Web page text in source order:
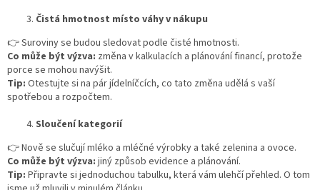
Čistá hmotnost místo váhy v nákupu
👉Suroviny se budou sledovat podle čisté hmotnosti.
Co může být výzva: změna v kalkulacích a plánování financí, protože
porce se mohou navýšit.
Tip: Otestujte si na pár jídelníčcích, co tato změna udělá s vaší
spotřebou a rozpočtem.
Sloučení kategorií
👉Nově se slučují mléko a mléčné výrobky a také zelenina a ovoce.
Co může být výzva: jiný způsob evidence a plánování.
Tip: Připravte si jednoduchou tabulku, která vám ulehčí přehled. O tom